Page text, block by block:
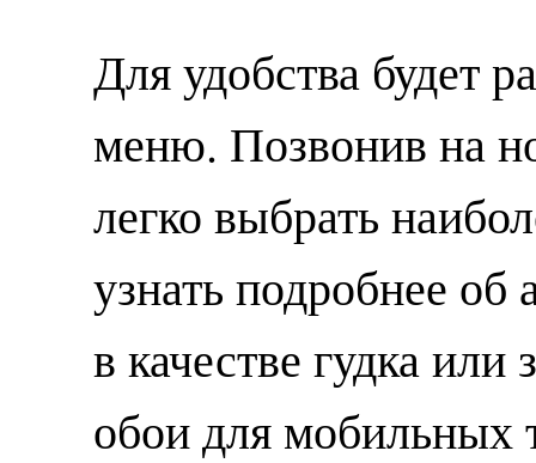
Для удобства будет
меню. Позвонив на
легко выбрать
узнать подробнее об
в качестве гудка
обои для мобильных